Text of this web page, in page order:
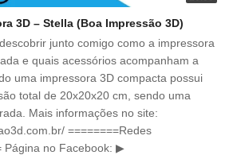
3D – Stella (Boa Impressão 3D)
junto comigo como a impressora
e quais acessórios acompanham a
uma impressora 3D compacta possui
total de 20x20x20 cm, sendo uma
Mais informações no site:
========Redes
Página no Facebook: ▶